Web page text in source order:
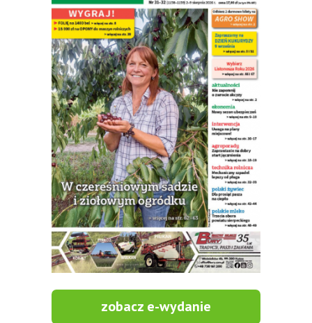
Agregaty talerzowe z hydropackiem i brony
talerzowe kompaktowe. Agregaty 2,5-13900zł, 2,7m-14500zł,
3,0m-15000zł. Brony 2,5m-13500zł, 2,7m-14000zł,
3,0m-14800zł. Tel. 500 800 106, www.agrieko.pl
Holland, MF, Case, Zetor, Ursus, Deutz Fahr, John Deere,
Kubota, LS. W sprzedaży posiadamy także osprzęt